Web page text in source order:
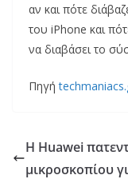
αν και πότε
του iPhone και
να διαβάσει το
Πηγή
Η Huawei
μικροσκοπίου